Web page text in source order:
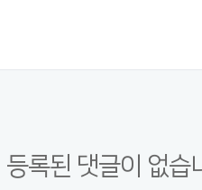
등록된 댓글이 없습